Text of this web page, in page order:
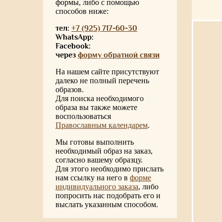
формы, либо с помощью
способов ниже:
тел: +7 (925) 717-60-30
WhatsApp:
Facebook:
через форму обратной связи
На нашем сайте присутствуют
далеко не полный перечень
образов.
Для поиска необходимого
образа вы также можете
воспользоваться
Православным календарем.
Мы готовы выполнить
необходимый образ на заказ,
согласно вашему образцу.
Для этого необходимо прислать
нам ссылку на него в форме
индивидуального заказа, либо
попросить нас подобрать его и
выслать указанным способом.